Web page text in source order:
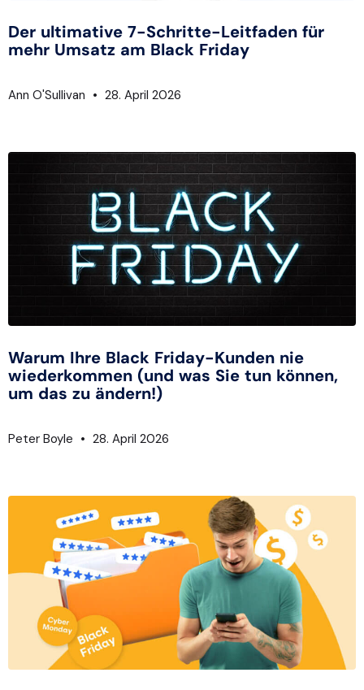
Der ultimative 7-Schritte-Leitfaden für
mehr Umsatz am Black Friday
Ann O'Sullivan 28. April 2026
Warum Ihre Black Friday-Kunden nie
wiederkommen (und was Sie tun können,
um das zu ändern!)
Peter Boyle 28. April 2026